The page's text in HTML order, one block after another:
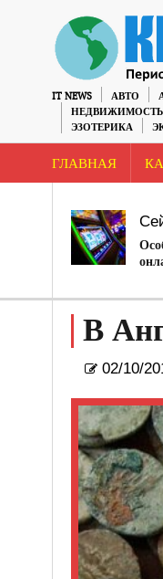
IT NEWS АВТО
НЕДВИЖИМОСТЬ
ЭЗОТЕРИКА
ГЛАВНАЯ
В
02/10/